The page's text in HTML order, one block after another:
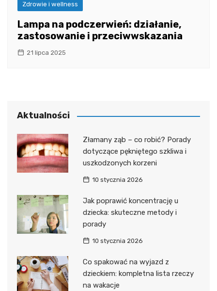
Zdrowie i wellness
Lampa na podczerwień: działanie,
zastosowanie i przeciwwskazania
21 lipca 2025
Aktualności
Złamany ząb – co robić? Porady
dotyczące pękniętego szkliwa i
uszkodzonych korzeni
10 stycznia 2026
Jak poprawić koncentrację u
dziecka: skuteczne metody i
porady
10 stycznia 2026
Co spakować na wyjazd z
dzieckiem: kompletna lista rzeczy
na wakacje